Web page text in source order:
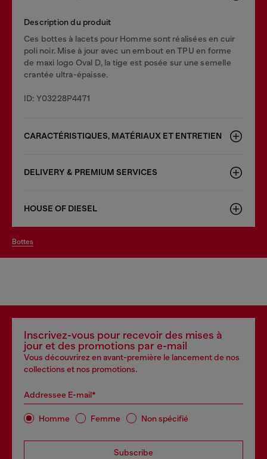
Description du produit
Ces bottes à lacets pour Homme sont réalisées en cuir
poli noir. Mise à jour avec un embout en TPU en forme
de maxi logo Oval D, la tige est posée sur une semelle
crantée ultra-épaisse.
ID: Y03228P4471
CARACTÉRISTIQUES, MATÉRIAUX ET ENTRETIEN
DELIVERY & PREMIUM SERVICES
HOUSE OF DIESEL
bottes
Inscrivez-vous pour recevoir des mises à
jour et des promotions par e-mail
Vous découvrirez en avant-première le lancement de nos
collections et nos promotions.
Addressee E-mail*
Homme Femme Non spécifié
Subscribe